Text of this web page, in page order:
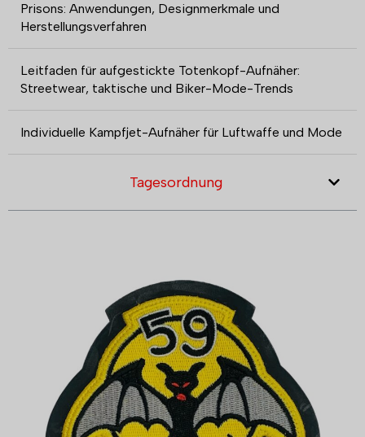
Prisons: Anwendungen, Designmerkmale und
Herstellungsverfahren
Leitfaden für aufgestickte Totenkopf-Aufnäher:
Streetwear, taktische und Biker-Mode-Trends
Individuelle Kampfjet-Aufnäher für Luftwaffe und Mode
Tagesordnung